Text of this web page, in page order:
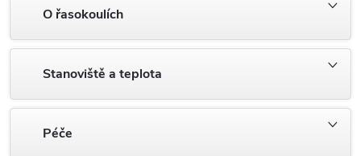
O řasokoulích
Stanoviště a teplota
Péče